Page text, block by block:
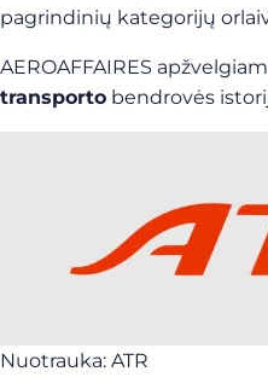
pagrindinių kategorijų
AEROAFFAIRES
transporto bendrovės
Nuotrauka: ATR